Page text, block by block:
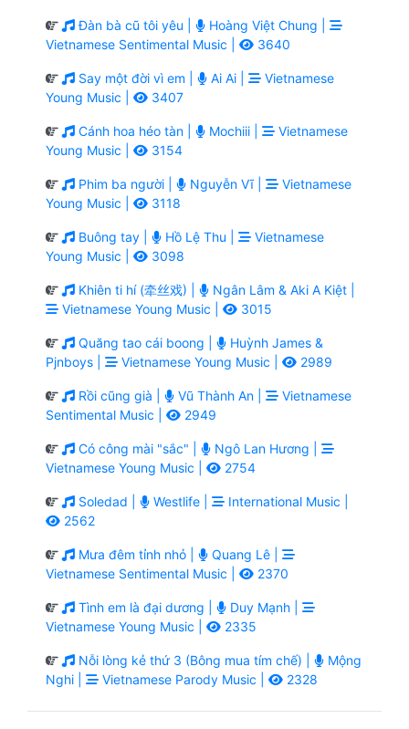
Đàn bà cũ tôi yêu |
Hoàng Việt Chung |
Vietnamese Sentimental Music |
3640
Say một đời vì em | Ai Ai |
Vietnamese
Young Music |
3407
Cánh hoa héo tàn | Mochiii |
Vietnamese
Young Music |
3154
Phim ba người | Nguyễn Vĩ |
Vietnamese
Young Music |
3118
Buông tay | Hồ Lệ Thu |
Vietnamese
Young Music |
3098
Khiên ti hí (牵丝戏) |
Ngân Lâm & Aki A Kiệt |
Vietnamese Young Music |
3015
Quăng tao cái boong |
Huỳnh James &
Pjnboys |
Vietnamese Young Music | 2989
Rồi cũng già | Vũ Thành An |
Vietnamese
Sentimental Music |
2949
Có công mài "sắc" |
Ngô Lan Hương |
Vietnamese Young Music |
2754
Soledad | Westlife |
International Music |
2562
Mưa đêm tỉnh nhỏ |
Quang Lê |
Vietnamese Sentimental Music |
2370
Tình em là đại dương |
Duy Mạnh |
Vietnamese Young Music |
2335
Nỗi lòng kẻ thứ 3 (Bông mua tím chế) |
Mộng
Nghi |
Vietnamese Parody Music | 2328